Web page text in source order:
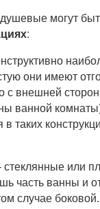
могут
:
они имеют
с внешней
ванной
в таких
или
часть ванны и
случае боковой.